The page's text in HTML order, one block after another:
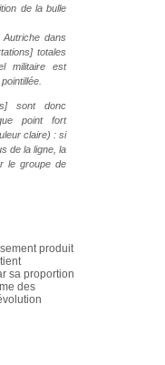
de la bulle
dans
totales
militaire est
sont donc
point fort
claire) : si
de la ligne, la
le groupe de
produit
sa proportion
des